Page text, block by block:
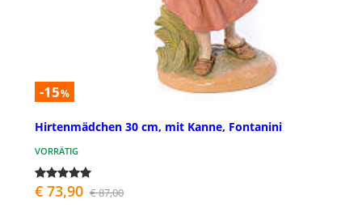
-15%
Hirtenmädchen 30 cm, mit Kanne, Fontanini
VORRÄTIG
€ 73,90 € 87,00